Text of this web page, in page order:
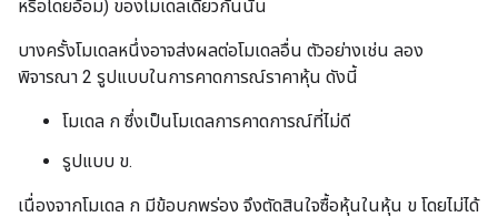
หรือโดยอ้อม) ของโมเดลเดียวกันนั้น
บางครั้งโมเดลหนึ่งอาจส่งผลต่อโมเดลอื่น ตัวอย่างเช่น ลอง
พิจารณา 2 รูปแบบในการคาดการณ์ราคาหุ้น ดังนี้
โมเดล ก ซึ่งเป็นโมเดลการคาดการณ์ที่ไม่ดี
รูปแบบ ข.
เนื่องจากโมเดล ก มีข้อบกพร่อง จึงตัดสินใจซื้อหุ้นในหุ้น ข โดยไม่ได้